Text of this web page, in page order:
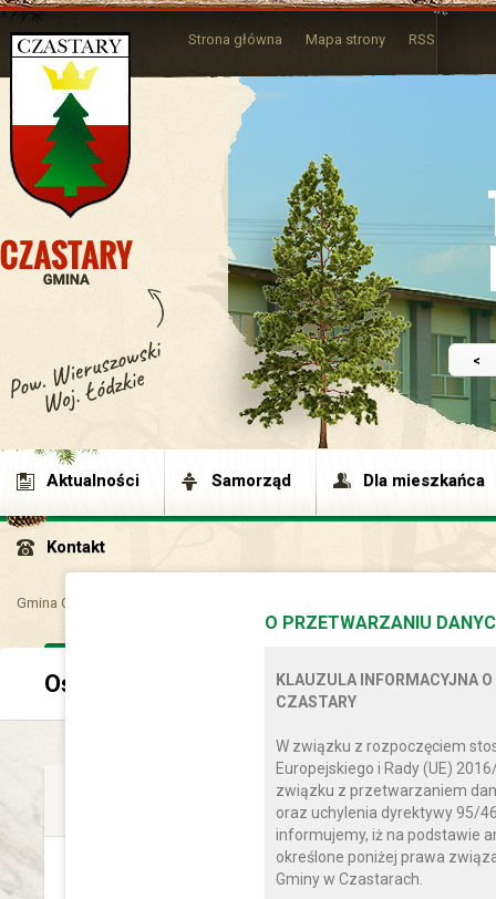
<
Strona główna Mapa strony RSS
Aktualności Samorząd Dla mieszkańca
Kontakt
Gmina Czastary
Oświata
Oświata
O PRZETWARZANIU
KLAUZULA INFORMACYJNA
CZASTARY
W związku z rozpoczęciem
Europejskiego i Rady (UE)
związku z przetwarzaniem
oraz uchylenia dyrektywy 95/
informujemy, iż na podstawie
określone poniżej prawa
Gminy w Czastarach.